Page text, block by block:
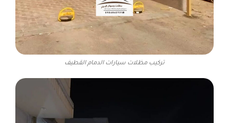
تركيب مظلات سيارات الدمام القطيف